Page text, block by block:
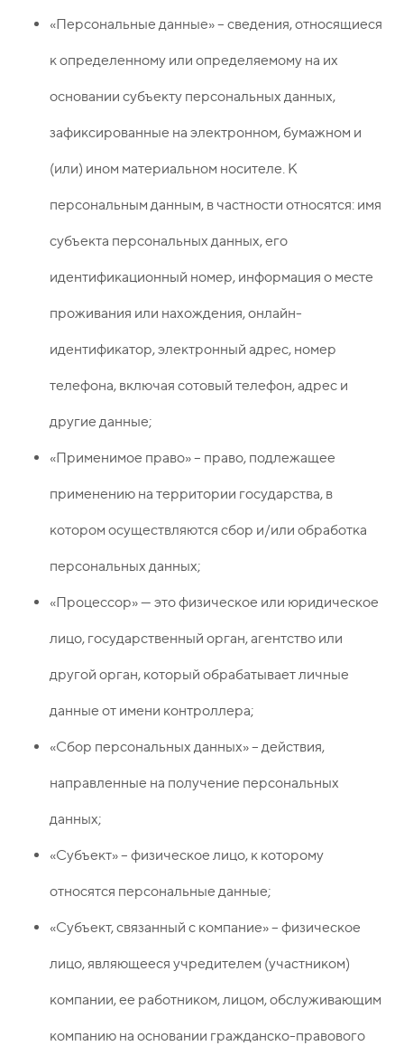
«Персональные данные» – сведения, относящиеся
к определенному или определяемому на их
основании субъекту персональных данных,
зафиксированные на электронном, бумажном и
(или) ином материальном носителе. К
персональным данным, в частности относятся: имя
субъекта персональных данных, его
идентификационный номер, информация о месте
проживания или нахождения, онлайн-
идентификатор, электронный адрес, номер
телефона, включая сотовый телефон, адрес и
другие данные;
«Применимое право» – право, подлежащее
применению на территории государства, в
котором осуществляются сбор и/или обработка
персональных данных;
«Процессор» — это физическое или юридическое
лицо, государственный орган, агентство или
другой орган, который обрабатывает личные
данные от имени контроллера;
«Сбор персональных данных» – действия,
направленные на получение персональных
данных;
«Субъект» – физическое лицо, к которому
относятся персональные данные;
«Субъект, связанный с компание» – физическое
лицо, являющееся учредителем (участником)
компании, ее работником, лицом, обслуживающим
компанию на основании гражданско-правового